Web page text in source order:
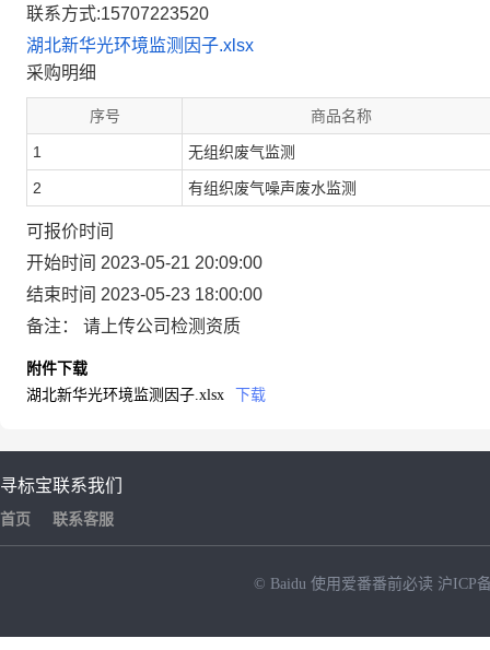
联系方式:15707223520
湖北新华光环境监测因子.xlsx
采购明细
序号 商品名称
1 无组织废气监测
2 有组织废气噪声废水监测
可报价时间
开始时间 2023-05-21 20:09:00
结束时间 2023-05-23 18:00:00
备注： 请上传公司检测资质
附件下载
湖北新华光环境监测因子.xlsx
下载
寻标宝
首页
联系我们
联系客服
© Baidu 使用爱番番前必读 沪ICP